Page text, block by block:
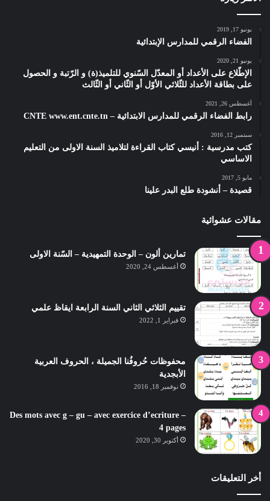
يونيو 17, 2019
الفضاء الرقمي للمدارس الإبتدائية
يونيو 21, 2020
الإطّلاع على الأعداد أو المعدّل السّنوي للتلميذ(ة) و الرّتبة و الحصول
على بطاقة الأعداد للثّلاثي الأوّل أو الثّاني أو الثّالث
أغسطس 26, 2021
رابط الفضاء الرقمي للمدارس الابتدائية – CNTE www.ent.cnte.tn
سبتمبر 12, 2016
كتب مدرسية : أنيسي كتاب القراءة لتلاميذ السنة الاولى من التعليم
الاساسي
مايو 5, 2017
قصيدة – أنشودة طلع البدر علينا
مقالات عشوائية
تمارين ألون – الوحدة التمهيدية – السّنة الاولى
أغسطس 24, 2020
تقييم الثلاثي الثاني السنة الرابعة ايقاظ علمي
فبراير 1, 2022
محفوظات حُروفُنا الجميلة ، الحروف العربية
الأبجدية
نوفمبر 18, 2016
Des mots avec g – gu – avec exercice d’ecriture –
4 pages
أكتوبر 30, 2020
أخر التعليقات